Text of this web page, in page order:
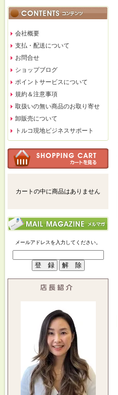
会社概要
支払・配送について
お問合せ
ショップブログ
ポイントサービスについて
規約＆注意事項
取扱いの無い商品のお取り寄せ
卸販売について
トルコ現地ビジネスサポート
カートの中に商品はありません
メールアドレスを入力してください。